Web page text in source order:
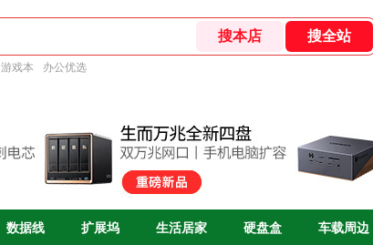
游戏本 办公优选
数据线 扩展坞 生活居家 硬盘盒 车载周边